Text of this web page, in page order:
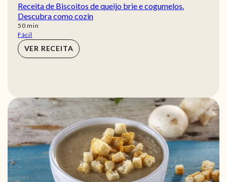
Receita de Biscoitos de queijo brie e cogumelos.
Descubra como cozin
50min
min
Fácil
VER RECEITA